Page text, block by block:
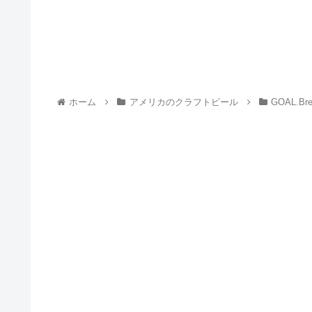
ホーム アメリカのクラフトビール